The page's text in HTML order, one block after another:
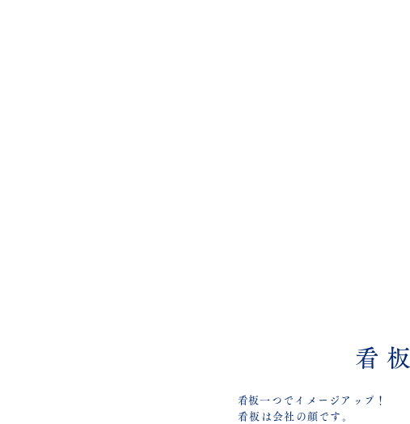
​看板一つでイメージアップ！
看板は会社の顔です。
看板